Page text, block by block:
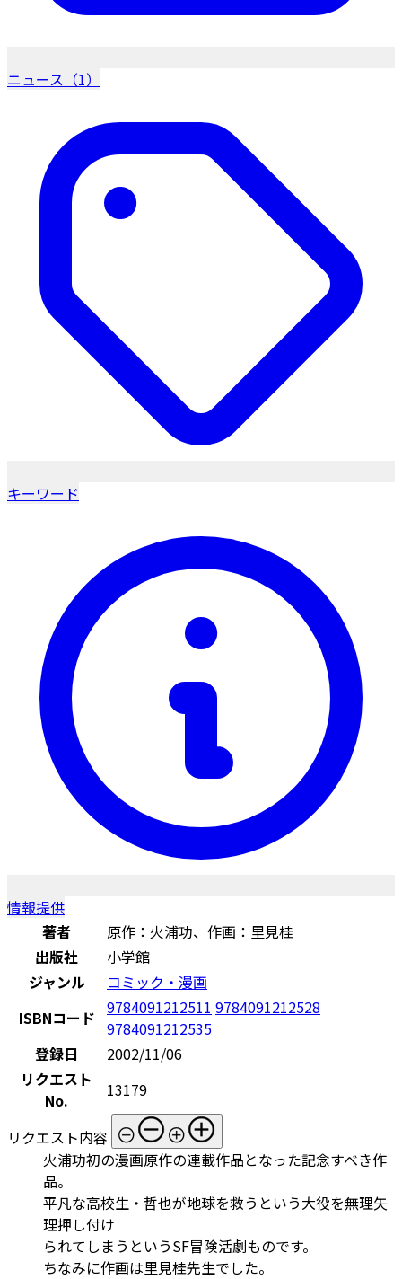
ニュース（1）
キーワード
情報提供
著者
原作：火浦功、作画：里見桂
出版社
小学館
ジャンル
コミック・漫画
ISBNコード 9784091212511 9784091212528
9784091212535
登録日
2002/11/06
リクエスト
No.
13179
リクエスト内容
火浦功初の漫画原作の連載作品となった記念すべき作
品。
平凡な高校生・哲也が地球を救うという大役を無理矢
理押し付け
られてしまうというSF冒険活劇ものです。
ちなみに作画は里見桂先生でした。